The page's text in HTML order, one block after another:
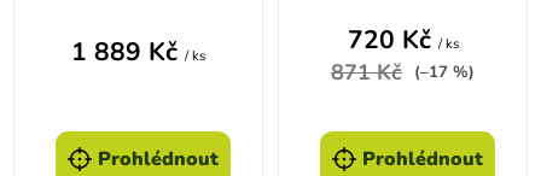
1 889 Kč / ks
Prohlédnout
720 Kč / ks
871 Kč (–17 %)
Prohlédnout